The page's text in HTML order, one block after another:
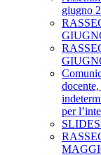
giugno
per